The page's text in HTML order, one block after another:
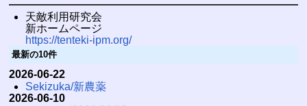
天敵利用研究会
新ホームページ
https://tenteki-ipm.org/
最新の10件
2026-06-22
Sekizuka/新農薬
2026-06-10